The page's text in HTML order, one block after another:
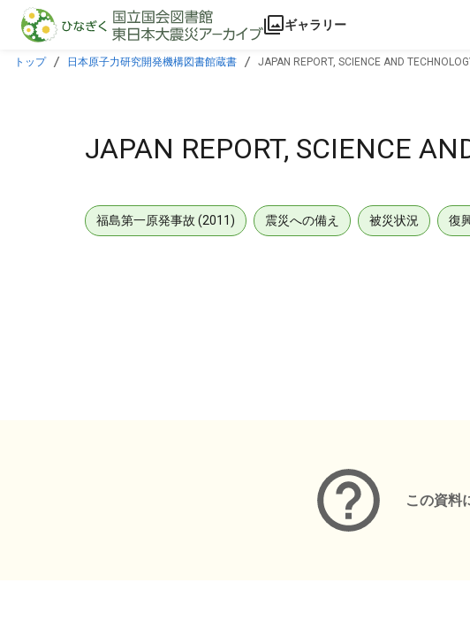
本文に飛ぶ
ギャラリー
トップ 日本原子力研究開発機構図書館蔵書 JAPAN REPORT, SCIENCE AND
JAPAN REPORT, SCIENCE
福島第一原発事故 (2011) 震災への備え 被災状況 復
この資料